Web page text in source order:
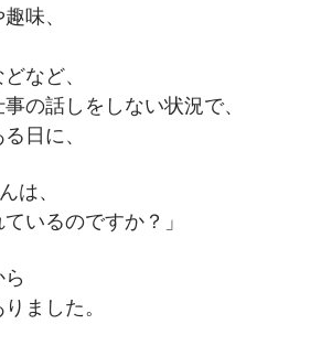
味、
など、
の話しをしない状況で、
日に、
は、
いるのですか？」
ました。